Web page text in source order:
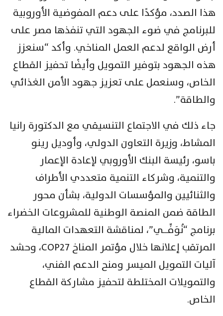
هذا الصدد، مؤكدًا على دعم المفوضية الأوروبية
للبرنامج في ضوء الجهود التي تنفذها مصر على
أرض الواقع لدعم العمل المناخي. وأكد “سنعزز
هذه الجهود بتوفير التمويل وأيضًا تحفيز القطاع
الخاص، وسنعمل على تعزيز جهود الأمن الغذائي
والطاقة”.
جاء ذلك في الاجتماع التنسيقي مع الدكتورة رانيا
المشاط، وزيرة التعاون الدولي، وأوديل رينو
باسو، رئيسة البنك الأوروبي لإعادة الإعمار
والتنمية، وشركاء التنمية متعددي الأطراف
والثنائيين والمؤسسات الدولية، بشأن محور
الطاقة ضمن المنصة الوطنية للمشروعات الخضراء
برنامج “نُوَفِّـــي”، لمناقشة التعهدات المالية
المرتقب إعلانها خلال مؤتمر المناخ COP27، وحشد
آليات التمويل الميسر ومنح الدعم الفني،
والتمويلات المختلطة لتحفيز مشاركة القطاع
الخاص.